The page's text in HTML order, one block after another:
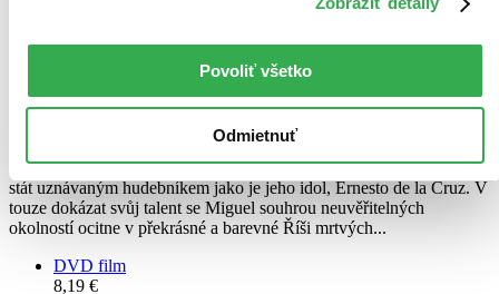
Povoliť všetko
Odmietnuť
Coco
Benjamin Bratt
Navzdory prazvláštnímu rodinnému zákazu muziky se Miguel touží
stát uznávaným hudebníkem jako je jeho idol, Ernesto de la Cruz. V
touze dokázat svůj talent se Miguel souhrou neuvěřitelných
okolností ocitne v překrásné a barevné Říši mrtvých...
DVD film
8,19 €